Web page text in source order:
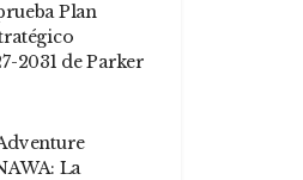
Plan
2031 de Parker
La